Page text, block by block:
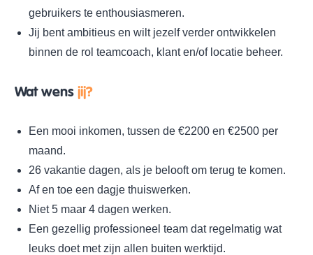
gebruikers te enthousiasmeren.
Jij bent ambitieus en wilt jezelf verder ontwikkelen
binnen de rol teamcoach, klant en/of locatie beheer.
Wat wens jij?
Een mooi inkomen, tussen de €2200 en €2500 per
maand.
26 vakantie dagen, als je belooft om terug te komen.
Af en toe een dagje thuiswerken.
Niet 5 maar 4 dagen werken.
Een gezellig professioneel team dat regelmatig wat
leuks doet met zijn allen buiten werktijd.